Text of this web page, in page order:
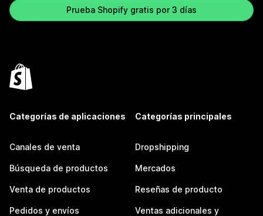
Prueba Shopify gratis por 3 días
Categorías de aplicaciones
Canales de venta
Búsqueda de productos
Venta de productos
Pedidos y envíos
Categorías principales
Dropshipping
Mercados
Reseñas de producto
Ventas adicionales y